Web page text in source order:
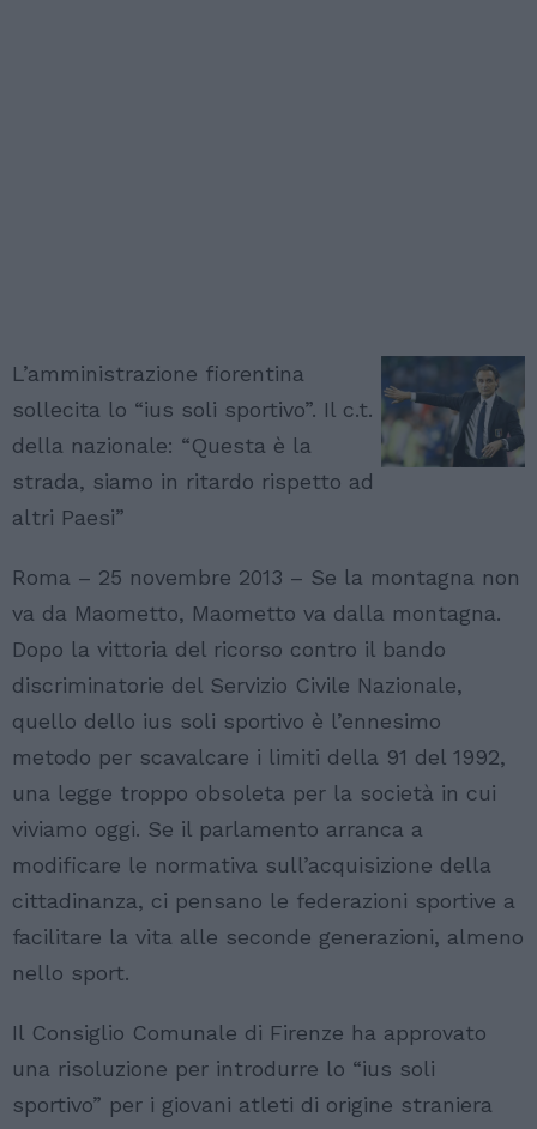
L’amministrazione fiorentina
sollecita lo “ius soli sportivo”. Il c.t.
della nazionale: “Questa è la
strada, siamo in ritardo rispetto ad
altri Paesi”
Roma – 25 novembre 2013 – Se la montagna non
va da Maometto, Maometto va dalla montagna.
Dopo la vittoria del ricorso contro il bando
discriminatorie del Servizio Civile Nazionale,
quello dello ius soli sportivo è l’ennesimo
metodo per scavalcare i limiti della 91 del 1992,
una legge troppo obsoleta per la società in cui
viviamo oggi. Se il parlamento arranca a
modificare le normativa sull’acquisizione della
cittadinanza, ci pensano le federazioni sportive a
facilitare la vita alle seconde generazioni, almeno
nello sport.
Il Consiglio Comunale di Firenze ha approvato
una risoluzione per introdurre lo “ius soli
sportivo” per i giovani atleti di origine straniera